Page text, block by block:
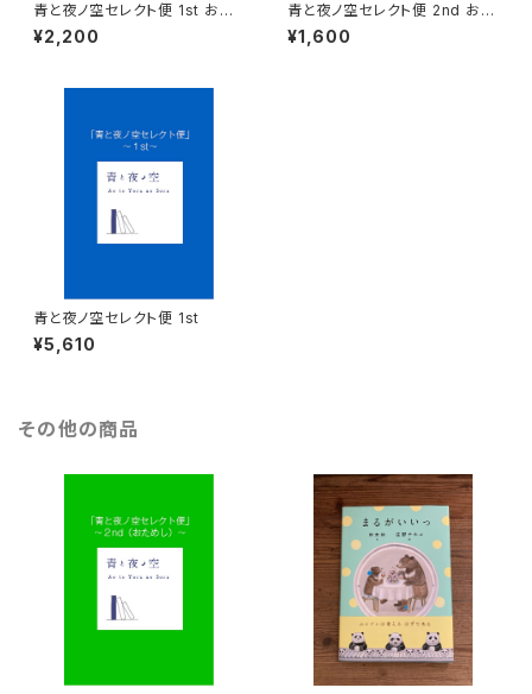
青と夜ノ空セレクト便 1st おた
めし
¥2,200
青と夜ノ空セレクト便 2nd おた
めし
¥1,600
青と夜ノ空セレクト便 1st
¥5,610
その他の商品